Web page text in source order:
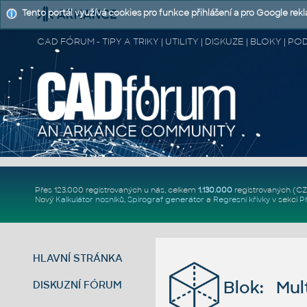
CAD FÓRUM - TIPY A TRIKY | UTILITY | DISKUZE | BLOKY |
Přes 123.000 registrovaných u nás, celkem 1.130.000registrovaných
Nový Kalkulátor nosníků, Spirograf generátor a Regresní křivkyv sekci
HLAVNÍ STRÁNKA
DISKUZNÍ FÓRUM Blok:
Tento portál využívá cookies pro funkce přihlášení a pro Google